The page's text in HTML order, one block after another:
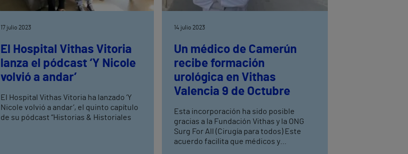
17 julio 2023
El Hospital Vithas Vitoria
lanza el pódcast ‘Y Nicole
volvió a andar’
El Hospital Vithas Vitoria ha lanzado ‘Y
Nicole volvió a andar’, el quinto capítulo
de su pódcast “Historias & Historiales
14 julio 2023
Un médico de Camerún
recibe formación
urológica en Vithas
Valencia 9 de Octubre
Esta incorporación ha sido posible
gracias a la Fundación Vithas y la ONG
Surg For All (Cirugía para todos) Este
acuerdo facilita que médicos y